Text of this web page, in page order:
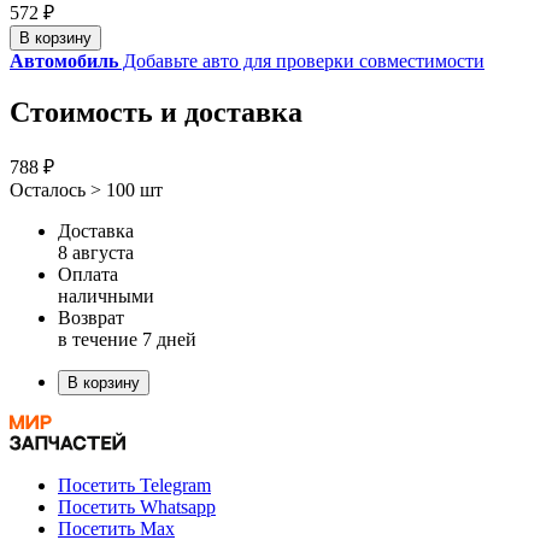
572 ₽
В корзину
Автомобиль Добавьте авто для проверки совместимости
Стоимость и доставка
788 ₽
Осталось > 100 шт
Доставка
8 августа
Оплата
наличными
Возврат
в течение 7 дней
В корзину
Посетить Telegram
Посетить Whatsapp
Посетить Max